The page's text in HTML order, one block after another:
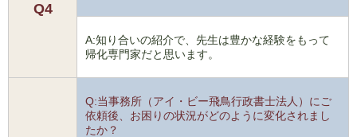
Q4
A:知り合いの紹介で、先生は豊かな経験をもって
帰化専門家だと思います。
Q:当事務所（アイ・ビー飛鳥行政書士法人）にご
依頼後、お困りの状況がどのように変化されまし
たか？